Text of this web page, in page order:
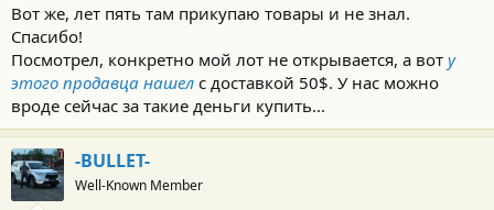
Вот же, лет пять там прикупаю товары и не знал.
Спасибо!
Посмотрел, конкретно мой лот не открывается, а вот у
этого продавца нашел с доставкой 50$. У нас можно
вроде сейчас за такие деньги купить...
-BULLET-
Well-Known Member